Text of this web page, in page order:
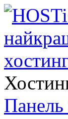
Панель